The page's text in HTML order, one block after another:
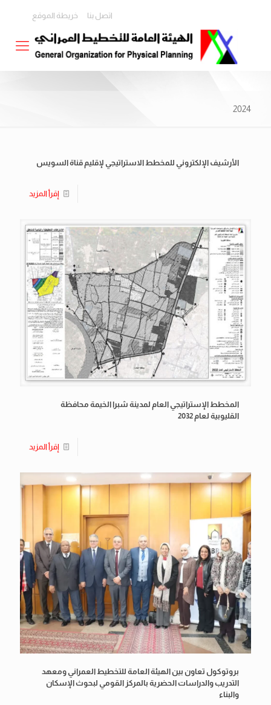
اتصل بنا خريطة الموقع
2024
الأرشيف الإلكتروني للمخطط الاستراتيجي لإقليم قناة السويس
إقرأ المزيد
المخطط الإستراتيجي العام لمدينة شبرا الخيمة محافظة
القليوبية لعام 2032
إقرأ المزيد
بروتوكول تعاون بين الهيئة العامة للتخطيط العمراني ومعهد
التدريب والدراسات الحضرية بالمركز القومي لبحوث الإسكان
والبناء